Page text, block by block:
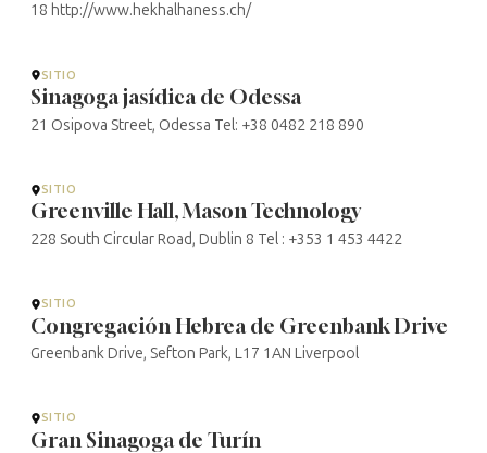
18 http://www.hekhalhaness.ch/
SITIO
Sinagoga jasídica de Odessa
21 Osipova Street, Odessa Tel: +38 0482 218 890
SITIO
Greenville Hall, Mason Technology
228 South Circular Road, Dublin 8 Tel : +353 1 453 4422
SITIO
Congregación Hebrea de Greenbank Drive
Greenbank Drive, Sefton Park, L17 1AN Liverpool
SITIO
Gran Sinagoga de Turín